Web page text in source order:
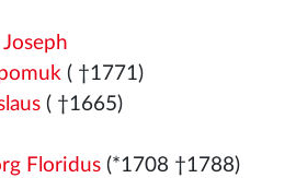
( †1771)
( †1665)
Floridus(*1708 †1788)